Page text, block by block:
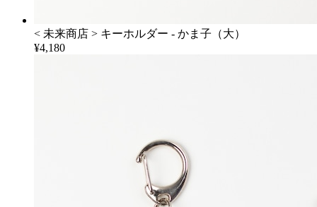
< 未来商店 > キーホルダー - かま子（大）
¥4,180